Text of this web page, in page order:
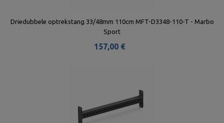
Driedubbele optrekstang 33/48mm 110cm MFT-D3348-110-T - Marbo
Sport
157,00 €